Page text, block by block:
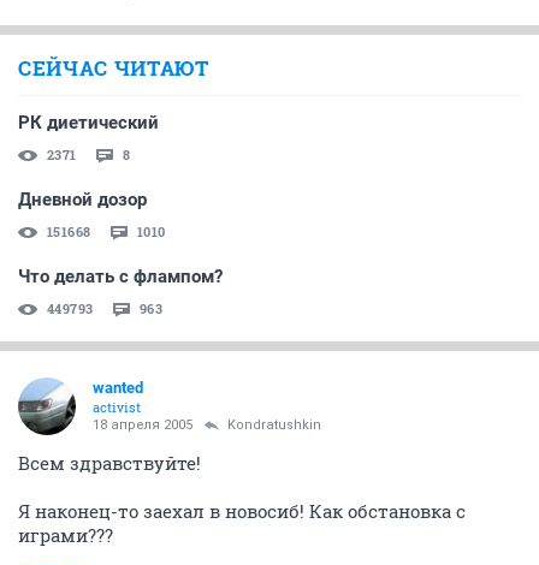
СЕЙЧАС ЧИТАЮТ
РК диетический
2371 8
Дневной дозор
151668 1010
Что делать с флампом?
449793 963
wanted
activist
18 апреля 2005 Kondratushkin
Всем здравствуйте!
Я наконец-то заехал в новосиб! Как обстановка с
играми???